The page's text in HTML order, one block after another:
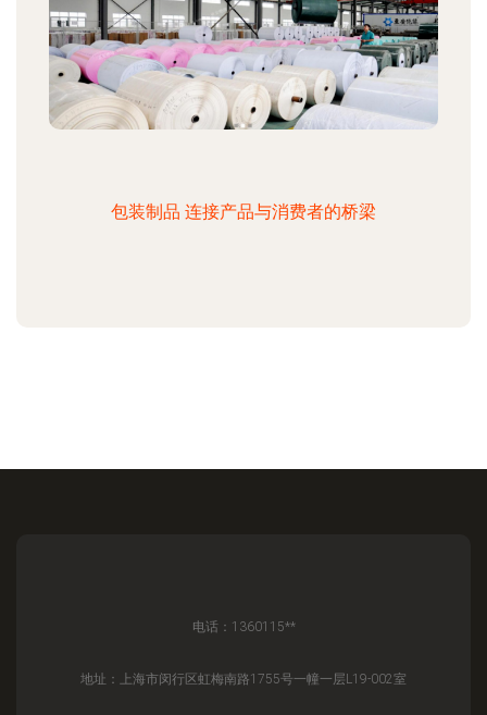
包装制品 连接产品与消费者的桥梁
电话：1360115**
地址：上海市闵行区虹梅南路1755号一幢一层L19-002室